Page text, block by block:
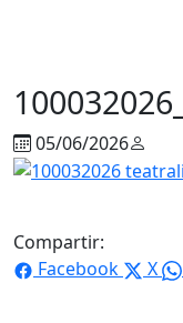
05/06/2026
Compartir:
Facebook
X